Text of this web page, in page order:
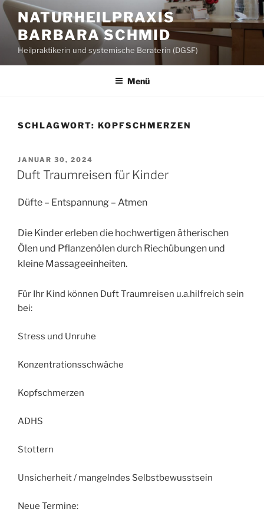
Zum
Inhalt
springen
NATURHEILPRAXIS
BARBARA SCHMID
Heilpraktikerin und systemische Beraterin (DGSF)
Menü
SCHLAGWORT: KOPFSCHMERZEN
VERÖFFENTLICHT
AM
JANUAR 30, 2024
Duft Traumreisen für Kinder
Düfte – Entspannung – Atmen
Die Kinder erleben die hochwertigen ätherischen
Ölen und Pflanzenölen durch Riechübungen und
kleine Massageeinheiten.
Für Ihr Kind können Duft Traumreisen u.a.hilfreich sein
bei:
Stress und Unruhe
Konzentrationsschwäche
Kopfschmerzen
ADHS
Stottern
Unsicherheit / mangelndes Selbstbewusstsein
Neue Termine: